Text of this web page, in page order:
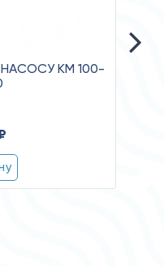
КМ 100-